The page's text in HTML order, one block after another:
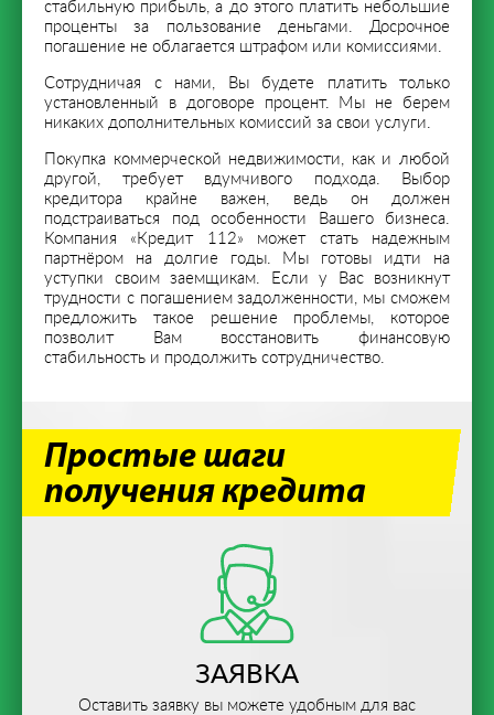
стабильную прибыль, а до этого платить небольшие
проценты за пользование деньгами. Досрочное
погашение не облагается штрафом или комиссиями.
Сотрудничая с нами, Вы будете платить только
установленный в договоре процент. Мы не берем
никаких дополнительных комиссий за свои услуги.
Покупка коммерческой недвижимости, как и любой
другой, требует вдумчивого подхода. Выбор
кредитора крайне важен, ведь он должен
подстраиваться под особенности Вашего бизнеса.
Компания «Кредит 112» может стать надежным
партнёром на долгие годы. Мы готовы идти на
уступки своим заемщикам. Если у Вас возникнут
трудности с погашением задолженности, мы сможем
предложить такое решение проблемы, которое
позволит Вам восстановить финансовую
стабильность и продолжить сотрудничество.
Простые шаги
получения кредита
ЗАЯВКА
Оставить заявку вы можете удобным для вас